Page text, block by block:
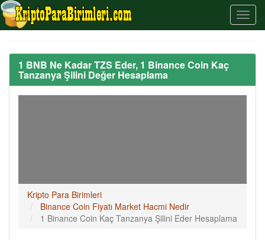
1 BNB Ne Kadar TZS Eder, 1 Binance Coin Kaç
Tanzanya Şilini Değer Hesaplama
Kripto Para Birimleri
Binance Coin Fiyatı Market Hacmi Nedir
1 Binance Coin Kaç Tanzanya Şilini Eder Hesaplama